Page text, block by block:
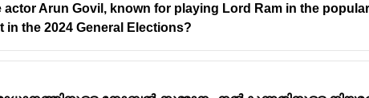
actor Arun Govil, known for playing Lord Ram in the
in the 2024 General Elections?